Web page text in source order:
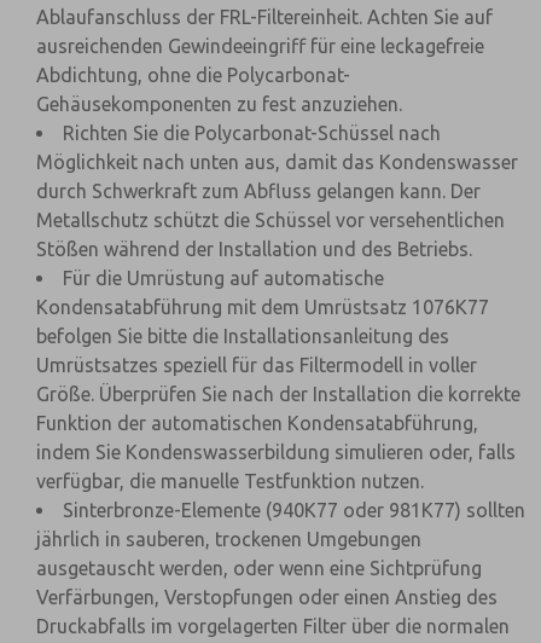
Ablaufanschluss der FRL-Filtereinheit. Achten Sie auf
ausreichenden Gewindeeingriff für eine leckagefreie
Abdichtung, ohne die Polycarbonat-
Gehäusekomponenten zu fest anzuziehen.
Richten Sie die Polycarbonat-Schüssel nach
Möglichkeit nach unten aus, damit das Kondenswasser
durch Schwerkraft zum Abfluss gelangen kann. Der
Metallschutz schützt die Schüssel vor versehentlichen
Stößen während der Installation und des Betriebs.
Für die Umrüstung auf automatische
Kondensatabführung mit dem Umrüstsatz 1076K77
befolgen Sie bitte die Installationsanleitung des
Umrüstsatzes speziell für das Filtermodell in voller
Größe. Überprüfen Sie nach der Installation die korrekte
Funktion der automatischen Kondensatabführung,
indem Sie Kondenswasserbildung simulieren oder, falls
verfügbar, die manuelle Testfunktion nutzen.
Sinterbronze-Elemente (940K77 oder 981K77) sollten
jährlich in sauberen, trockenen Umgebungen
ausgetauscht werden, oder wenn eine Sichtprüfung
Verfärbungen, Verstopfungen oder einen Anstieg des
Druckabfalls im vorgelagerten Filter über die normalen